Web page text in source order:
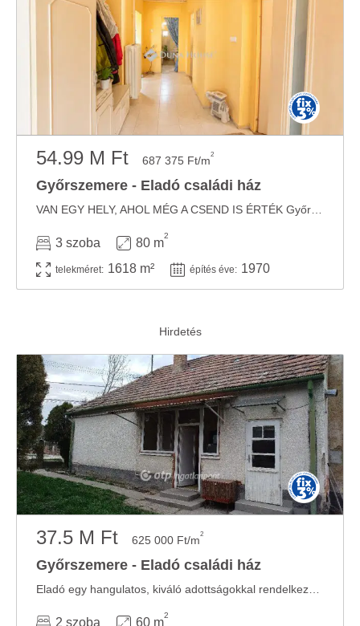
54.99 M Ft 687 375 Ft/m2
Győrszemere - Eladó családi ház
3 szoba 80 m
2
telekméret: 1618 m² építés éve: 1970
37.5 M Ft 625 000 Ft/m2
Győrszemere - Eladó családi ház
2 szoba 60 m
2